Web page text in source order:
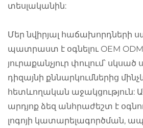
տեսլականին:
Մեր նվիրյալ հաճախորդների
պատրաստ է օգնելու OEM
յուրաքանչյուր փուլում՝
դիզայնի քննարկումներից
հետևողական աջակցություն:
արդյոք ձեզ անհրաժեշտ է
լոգոյի կատարելագործման,